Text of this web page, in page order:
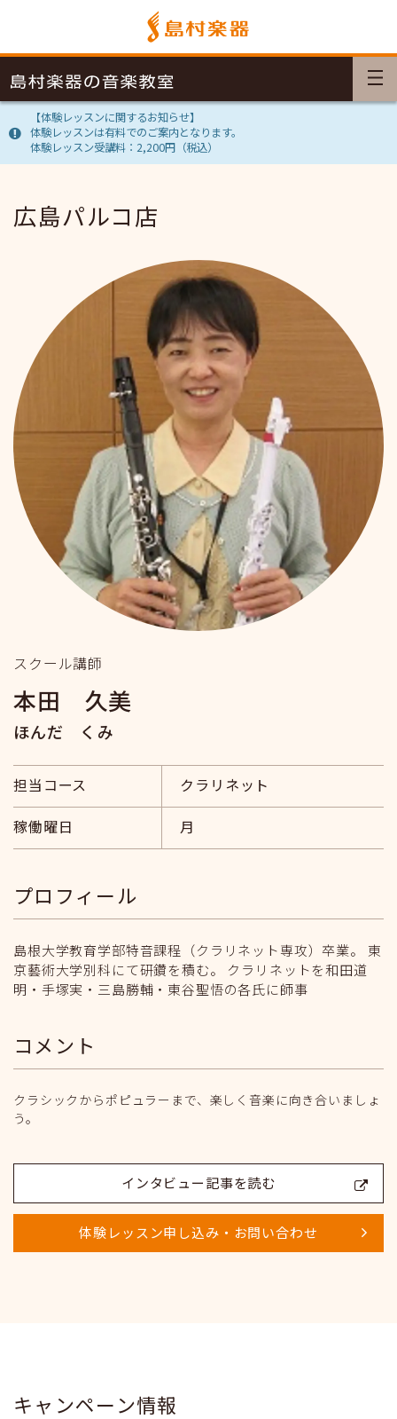
【体験レッスンに関するお知らせ】
体験レッスンは有料でのご案内となります。
体験レッスン受講料：2,200円（税込）
広島パルコ店
スクール講師
本田 久美
ほんだ くみ
担当コース
クラリネット
稼働曜日
月
プロフィール
島根大学教育学部特音課程（クラリネット専攻）卒業。 東
京藝術大学別科にて研鑽を積む。 クラリネットを和田道
明・手塚実・三島勝輔・東谷聖悟の各氏に師事
コメント
クラシックからポピュラーまで、楽しく音楽に向き合いましょ
う。
インタビュー記事を読む
体験レッスン申し込み・お問い合わせ
キャンペーン情報